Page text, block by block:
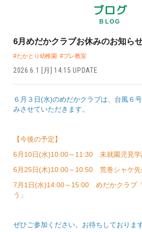
ブログ
BLOG
6月めだかクラブお休みのお知ら
#たかとり幼稚園 #プレ教室
2026.6.1 [月] 14:15 UPDATE
６月３日(水)のめだかクラブは、台風６
みさせていただきます。
【今後の予定】
6月10日(水)10:00～11:30 未就園児見学
6月25日(木)10:00～10:50 荒巻シャケ先
7月1日(水)14:00～15:00 めだかクラブ
う」
ぜひご参加ください。お待ちしております